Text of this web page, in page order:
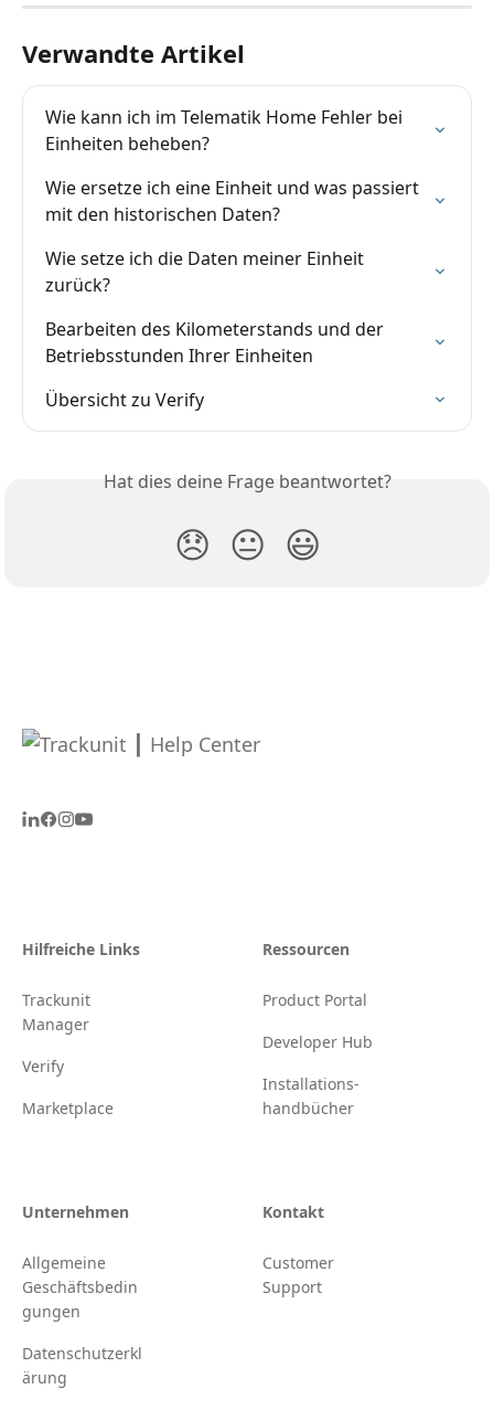
Verwandte Artikel
Wie kann ich im Telematik Home Fehler bei
Einheiten beheben?
Wie ersetze ich eine Einheit und was passiert
mit den historischen Daten?
Wie setze ich die Daten meiner Einheit
zurück?
Bearbeiten des Kilometerstands und der
Betriebsstunden Ihrer Einheiten
Übersicht zu Verify
Hat dies deine Frage beantwortet?
😞 😐 😃
Hilfreiche Links
Trackunit
Manager
Verify
Marketplace
Ressourcen
Product Portal
Developer Hub
Installations-
handbücher
Unternehmen
Allgemeine
Geschäftsbedin
gungen
Datenschutzerkl
ärung
Kontakt
Customer
Support